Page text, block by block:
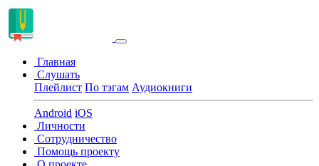
Главная
Слушать
Плейлист По тэгам Аудиокниги
Android iOS
Личности
Сотрудничество
Помощь проекту